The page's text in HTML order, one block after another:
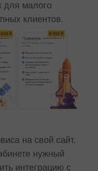
для малого
клиентов.
на свой сайт.
нужный
интеграцию с